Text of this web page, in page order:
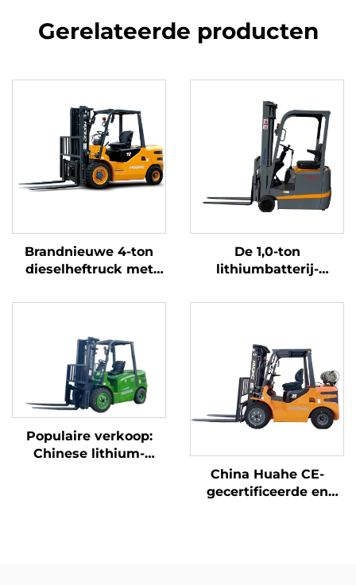
Gerelateerde producten
Brandnieuwe 4-ton
dieselheftruck met
Japanse ISUZU-motor
De 1,0-ton
lithiumbatterij-
met lithiumbatterij,
Populaire verkoop:
Chinese lithium-
China Huahe CE-
gecertificeerde en